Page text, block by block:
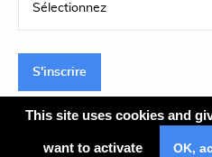
S'inscrire
This site uses cookies and
want to activate OK,